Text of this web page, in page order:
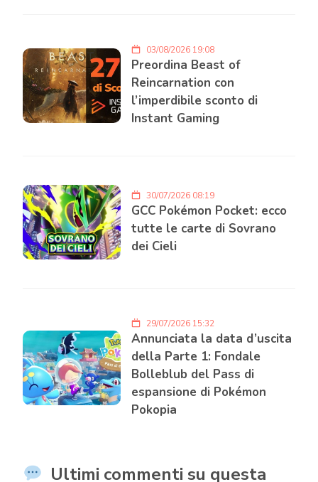
03/08/2026 19:08
Preordina Beast of
Reincarnation con
l’imperdibile sconto di
Instant Gaming
30/07/2026 08:19
GCC Pokémon Pocket: ecco
tutte le carte di Sovrano
dei Cieli
29/07/2026 15:32
Annunciata la data d’uscita
della Parte 1: Fondale
Bolleblub del Pass di
espansione di Pokémon
Pokopia
Ultimi commenti su questa